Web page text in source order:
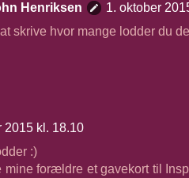
Henriksen
1. oktober
skrive hvor mange lodder du
2015 kl. 18.10
:)
mine forældre et gavekort til